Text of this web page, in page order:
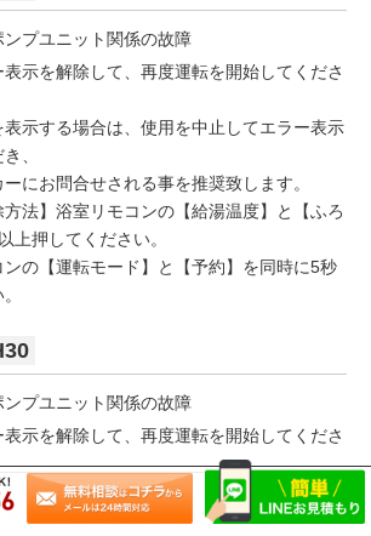
ンプユニット関係の故障
表示を解除して、再度運転を開始してくださ
示する場合は、使用を中止してエラー表示
、
にお問合せされる事を推奨致します。
方法】浴室リモコンの【給湯温度】と【ふろ
上押してください。
ンの【運転モード】と【予約】を同時に5秒
ンプユニット関係の故障
表示を解除して、再度運転を開始してくださ
示する場合は、使用を中止してエラー表示
き、